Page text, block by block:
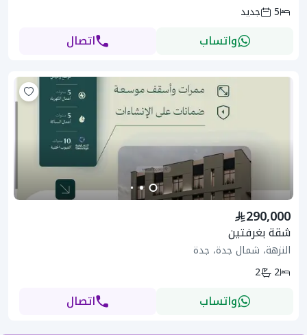
5
جديد
واتساب اتصال
290,000
شقة بغرفتين
النزهة، شمال جدة، جدة
2
2
واتساب اتصال